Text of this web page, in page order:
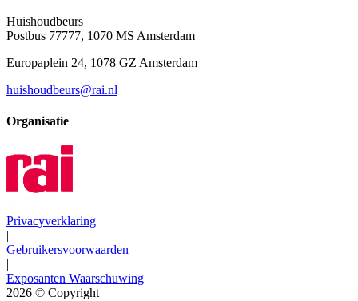
Huishoudbeurs
Postbus 77777, 1070 MS Amsterdam
Europaplein 24, 1078 GZ Amsterdam
huishoudbeurs@rai.nl
Organisatie
Privacyverklaring
|
Gebruikersvoorwaarden
|
Exposanten Waarschuwing
2026 © Copyright